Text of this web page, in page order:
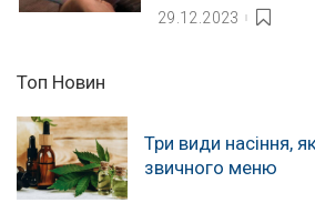
29.12.2023
Топ Новин
Три види насіння,
звичного меню